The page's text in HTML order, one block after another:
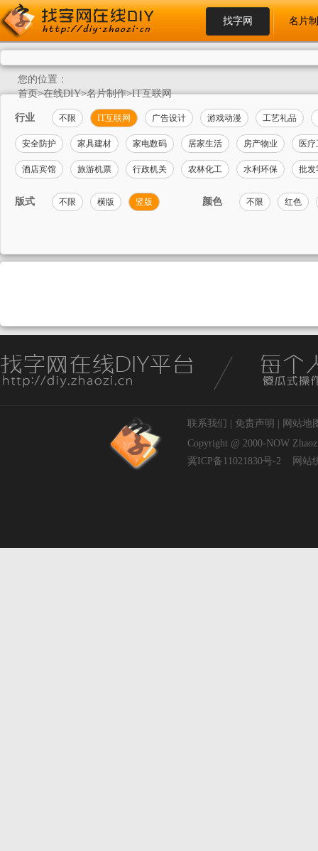
找字网 名片
您的位置：
首页>在线DIY>名片制作>IT互联网
行业 不限 IT互联网 广告设计 游戏动漫 工艺礼品
安全防护 家具建材 家电数码 居家生活 房产物业 医
酒店宾馆 旅游机票 行政机关 农林化工 水利环保 批发
版式 不限 横版 竖版 颜色 不限 红色
联系我们 免责声明
网站地
Copyright @ 2000-NOW
冀ICP备11021830号-2
网站